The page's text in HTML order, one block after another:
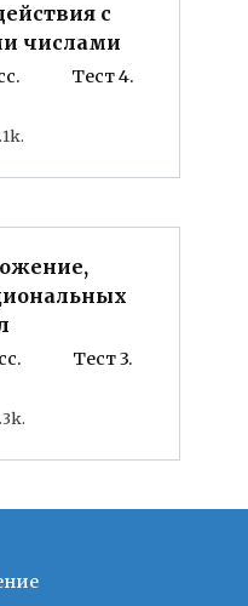
с
числами
Тест 4.
Тест 3.